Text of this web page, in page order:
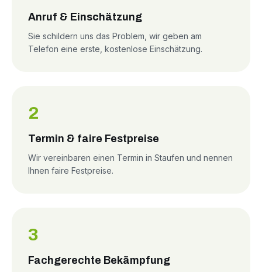
Anruf & Einschätzung
Sie schildern uns das Problem, wir geben am
Telefon eine erste, kostenlose Einschätzung.
2
Termin & faire Festpreise
Wir vereinbaren einen Termin in Staufen und nennen
Ihnen faire Festpreise.
3
Fachgerechte Bekämpfung